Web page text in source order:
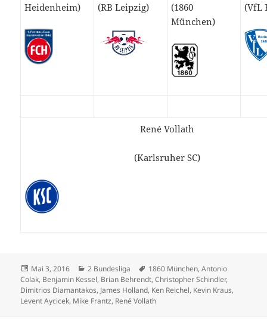
Heidenheim)
(RB Leipzig)
(1860
München)
(VfL
René Vollath
(Karlsruher SC)
Veröffentlicht
am
Mai 3, 2016 Kategorien
2 Bundesliga Schlagwörter
1860 München,Antonio
Colak, Benjamin Kessel, Brian Behrendt,Christopher Schindler,
Dimitrios Diamantakos, James Holland, Ken Reichel, Kevin Kraus,
Levent Aycicek, Mike Frantz, René Vollath